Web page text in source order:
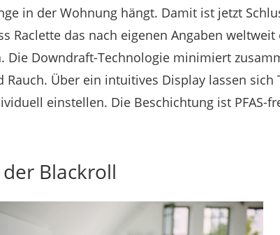
in der Wohnung hängt. Damit ist jetzt
Raclette das nach eigenen Angaben
Die Downdraft-Technologie minimiert
Über ein intuitives Display lassen sich
einstellen. Die Beschichtung ist PFAS-
Blackroll